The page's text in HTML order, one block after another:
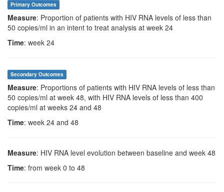
Primary Outcomes
Measure: Proportion of patients with HIV RNA levels of less than
50 copies/ml in an intent to treat analysis at week 24
Time: week 24
Secondary Outcomes
Measure: Proportions of patients with HIV RNA levels of less than
50 copies/ml at week 48, with HIV RNA levels of less than 400
copies/ml at weeks 24 and 48
Time: week 24 and 48
Measure: HIV RNA level evolution between baseline and week 48
Time: from week 0 to 48